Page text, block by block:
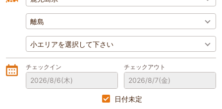
チェックイン
2026/8/6(木)
チェックアウト
2026/8/7(金)
日付未定